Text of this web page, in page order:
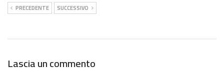
PRECEDENTE SUCCESSIVO
Lascia un commento